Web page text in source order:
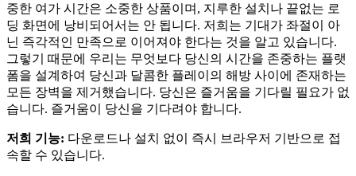
중한 여가 시간은 소중한 상품이며, 지루한 설치나 끝없는 로
딩 화면에 낭비되어서는 안 됩니다. 저희는 기대가 좌절이 아
닌 즉각적인 만족으로 이어져야 한다는 것을 알고 있습니다.
그렇기 때문에 우리는 무엇보다 당신의 시간을 존중하는 플랫
폼을 설계하여 당신과 달콤한 플레이의 해방 사이에 존재하는
모든 장벽을 제거했습니다. 당신은 즐거움을 기다릴 필요가 없
습니다. 즐거움이 당신을 기다려야 합니다.
저희 기능: 다운로드나 설치 없이 즉시 브라우저 기반으로 접
속할 수 있습니다.